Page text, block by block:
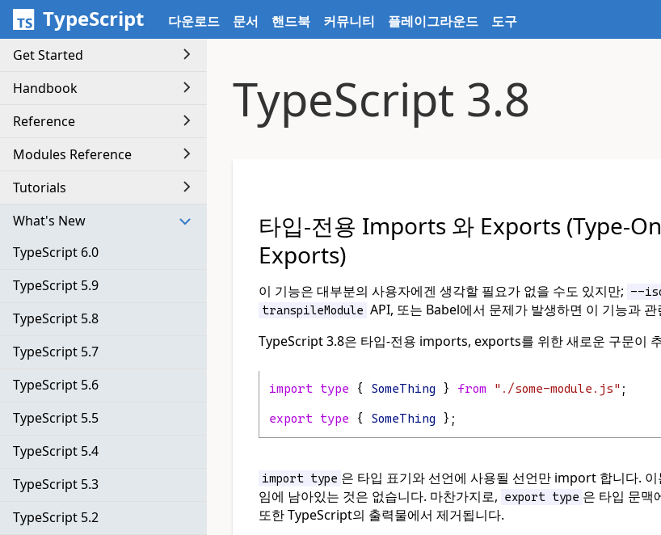
메인 컨텐츠로 바로가기
TypeScript 다운로드 문서 핸드북 커뮤니티 플레이그라운드 도구
Get Started
Handbook
Reference
Modules Reference
Tutorials
What's New
TypeScript 6.0
TypeScript 5.9
TypeScript 5.8
TypeScript 5.7
TypeScript 5.6
TypeScript 5.5
TypeScript 5.4
TypeScript 5.3
TypeScript 5.2
TypeScript 3.8
타입-전용 Imports 와 Exports (Type-
Exports)
이 기능은 대부분의 사용자에겐 생각할 필요가 없을 수도 있지만; --
transpileModule API, 또는 Babel에서 문제가 발생하면 이 기능과
TypeScript 3.8은 타입-전용 imports, exports를 위한 새로운 구문이
import type { SomeThing } from "./some-module.js" ;
export type { SomeThing };
import type 은 타입 표기와 선언에 사용될 선언만 import 합니다. 이
임에 남아있는 것은 없습니다. 마찬가지로,
export type 은 타입 문맥
또한 TypeScript의 출력물에서 제거됩니다.